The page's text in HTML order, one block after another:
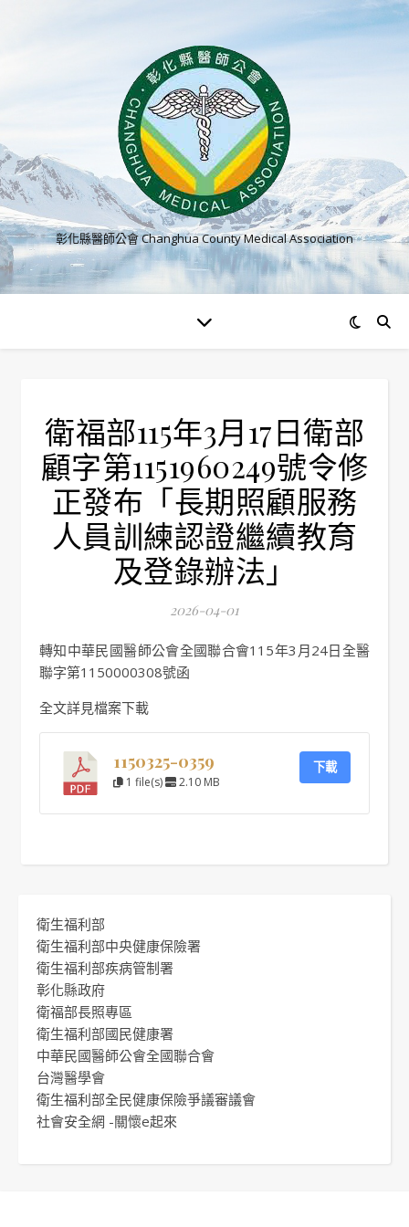
彰化縣醫師公會 Changhua County Medical Association
衛福部115年3月17日衛部
顧字第1151960249號令修
正發布「長期照顧服務
人員訓練認證繼續教育
及登錄辦法」
2026-04-01
轉知中華民國醫師公會全國聯合會115年3月24日全醫
聯字第1150000308號函
全文詳見檔案下載
1150325-0359
1 file(s) 2.10 MB
下載
衛生福利部
衛生福利部中央健康保險署
衛生福利部疾病管制署
彰化縣政府
衛福部長照專區
衛生福利部國民健康署
中華民國醫師公會全國聯合會
台灣醫學會
衛生福利部全民健康保險爭議審議會
社會安全網 -關懷e起來